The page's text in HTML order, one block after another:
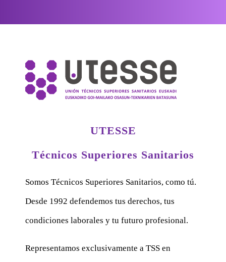
UTESSE
Técnicos Superiores Sanitarios
Somos Técnicos Superiores Sanitarios, como tú.
Desde 1992 defendemos tus derechos, tus
condiciones laborales y tu futuro profesional.
Representamos exclusivamente a TSS en